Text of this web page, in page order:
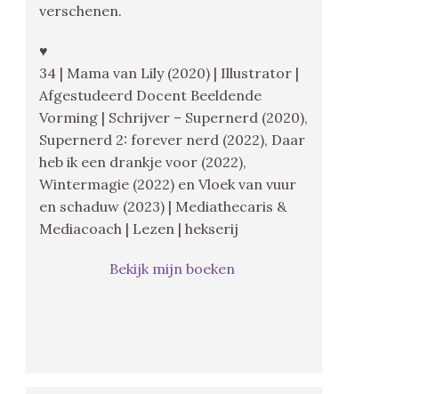
verschenen.
♥
34 | Mama van Lily (2020) | Illustrator |
Afgestudeerd Docent Beeldende
Vorming | Schrijver – Supernerd (2020),
Supernerd 2: forever nerd (2022), Daar
heb ik een drankje voor (2022),
Wintermagie (2022) en Vloek van vuur
en schaduw (2023) | Mediathecaris &
Mediacoach | Lezen | hekserij
Bekijk mijn boeken